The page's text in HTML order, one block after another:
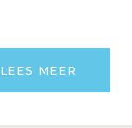
LEES MEER